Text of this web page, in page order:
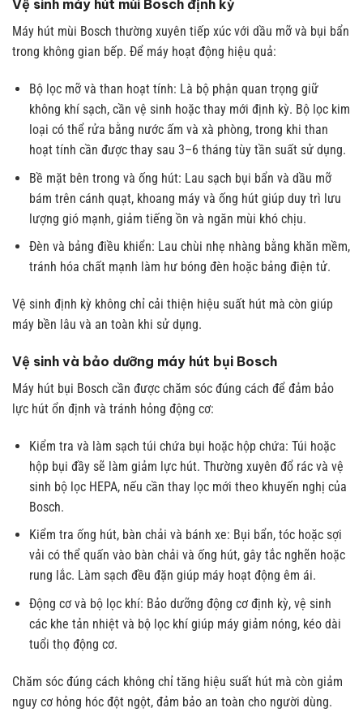
Vệ sinh máy hút mùi Bosch định kỳ
Máy hút mùi Bosch thường xuyên tiếp xúc với dầu mỡ và bụi bẩn
trong không gian bếp. Để máy hoạt động hiệu quả:
Bộ lọc mỡ và than hoạt tính: Là bộ phận quan trọng giữ
không khí sạch, cần vệ sinh hoặc thay mới định kỳ. Bộ lọc kim
loại có thể rửa bằng nước ấm và xà phòng, trong khi than
hoạt tính cần được thay sau 3–6 tháng tùy tần suất sử dụng.
Bề mặt bên trong và ống hút: Lau sạch bụi bẩn và dầu mỡ
bám trên cánh quạt, khoang máy và ống hút giúp duy trì lưu
lượng gió mạnh, giảm tiếng ồn và ngăn mùi khó chịu.
Đèn và bảng điều khiển: Lau chùi nhẹ nhàng bằng khăn mềm,
tránh hóa chất mạnh làm hư bóng đèn hoặc bảng điện tử.
Vệ sinh định kỳ không chỉ cải thiện hiệu suất hút mà còn giúp
máy bền lâu và an toàn khi sử dụng.
Vệ sinh và bảo dưỡng máy hút bụi Bosch
Máy hút bụi Bosch cần được chăm sóc đúng cách để đảm bảo
lực hút ổn định và tránh hỏng động cơ:
Kiểm tra và làm sạch túi chứa bụi hoặc hộp chứa: Túi hoặc
hộp bụi đầy sẽ làm giảm lực hút. Thường xuyên đổ rác và vệ
sinh bộ lọc HEPA, nếu cần thay lọc mới theo khuyến nghị của
Bosch.
Kiểm tra ống hút, bàn chải và bánh xe: Bụi bẩn, tóc hoặc sợi
vải có thể quấn vào bàn chải và ống hút, gây tắc nghẽn hoặc
rung lắc. Làm sạch đều đặn giúp máy hoạt động êm ái.
Động cơ và bộ lọc khí: Bảo dưỡng động cơ định kỳ, vệ sinh
các khe tản nhiệt và bộ lọc khí giúp máy giảm nóng, kéo dài
tuổi thọ động cơ.
Chăm sóc đúng cách không chỉ tăng hiệu suất hút mà còn giảm
nguy cơ hỏng hóc đột ngột, đảm bảo an toàn cho người dùng.